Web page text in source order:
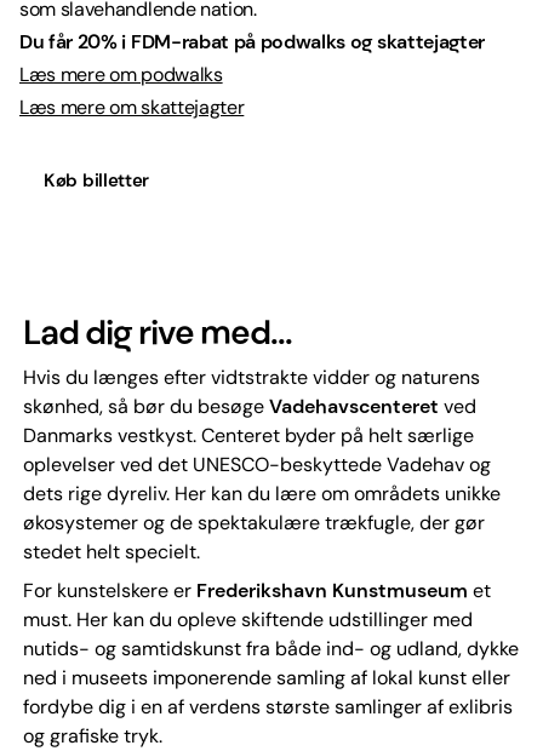
som slavehandlende nation.
Du får 20% i FDM-rabat på podwalks og skattejagter
Læs mere om podwalks
Læs mere om skattejagter
Køb billetter
Lad dig rive med...
Hvis du længes efter vidtstrakte vidder og naturens
skønhed, så bør du besøgeVadehavscenteret ved
Danmarks vestkyst. Centeret byder på helt særlige
oplevelser ved det UNESCO-beskyttede Vadehav og
dets rige dyreliv. Her kan du lære om områdets unikke
økosystemer og de spektakulære trækfugle, der gør
stedet helt specielt.
For kunstelskere er Frederikshavn Kunstmuseum et
must. Her kan du opleve skiftende udstillinger med
nutids- og samtidskunst fra både ind- og udland, dykke
ned i museets imponerende samling af lokal kunst eller
fordybe dig i en af verdens største samlinger af exlibris
og grafiske tryk.